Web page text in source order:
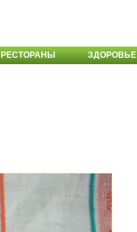
РЕСТОРАНЫ ЗДОРОВЬЕ